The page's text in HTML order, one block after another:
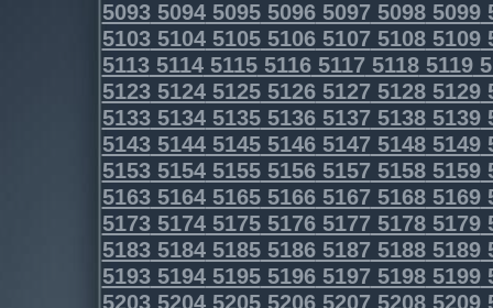
5093509450955096509750985099
5103510451055106510751085109
5113511451155116511751185119
5123512451255126512751285129
5133513451355136513751385139
5143514451455146514751485149
5153515451555156515751585159
5163516451655166516751685169
5173517451755176517751785179
5183518451855186518751885189
5193519451955196519751985199
5203520452055206520752085209